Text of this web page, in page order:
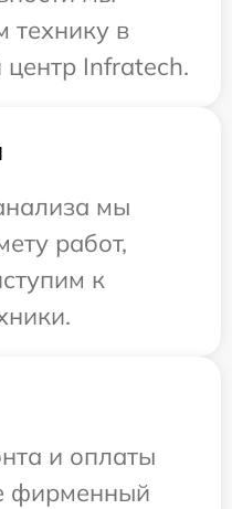
технику в
центр Infratech.
мы
работ,
к
и оплаты
фирменный